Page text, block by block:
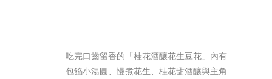
吃完口齒留香的「桂花酒釀花生豆花」內有
包餡小湯圓、慢煮花生、桂花甜酒釀與主角